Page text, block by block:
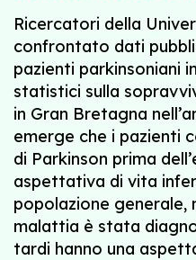
Ricercatori della
confrontato dati
pazienti parkinsoniani
statistici sulla
in Gran Bretagna
emerge che i pazienti
di Parkinson prima
aspettativa di vita
popolazione generale,
malattia è stata
tardi hanno una